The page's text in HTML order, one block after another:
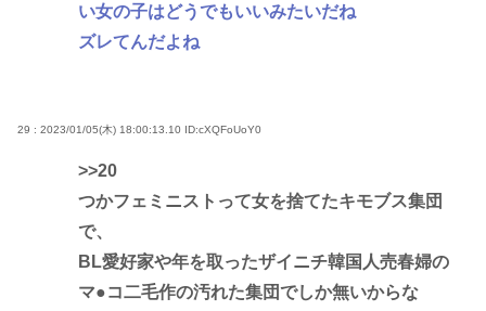
い女の子はどうでもいいみたいだね
ズレてんだよね
29 : 2023/01/05(木) 18:00:13.10 ID:cXQFoUoY0
>>20
つかフェミニストって女を捨てたキモブス集団
で、
BL愛好家や年を取ったザイニチ韓国人売春婦の
マ●コ二毛作の汚れた集団でしか無いからな